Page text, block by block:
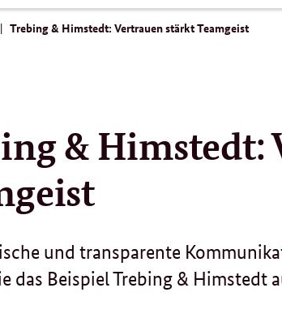
Trebing & Himstedt: Vertrauen stärkt Teamgeist
& Himstedt:
und transparente
das Beispiel Trebing & Himstedt